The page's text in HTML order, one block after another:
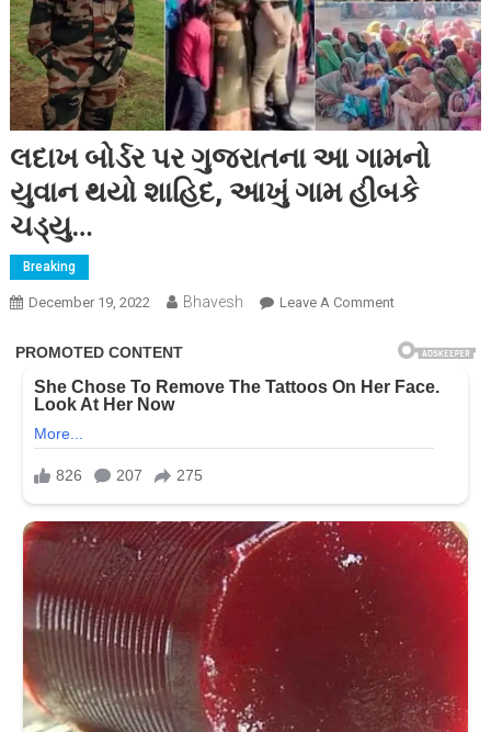
લદાખ બોર્ડર પર ગુજરાતના આ ગામનો
યુવાન થયો શાહિદ, આખું ગામ હીબકે
ચડ્યુ…
Breaking
December 19, 2022 Bhavesh Leave A CommentOn
બોર્ડર
પર
ગામનો
થયો
શાહિદ,